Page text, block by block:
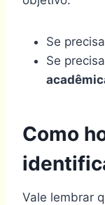
Se
Se
Como
Vale lembrar